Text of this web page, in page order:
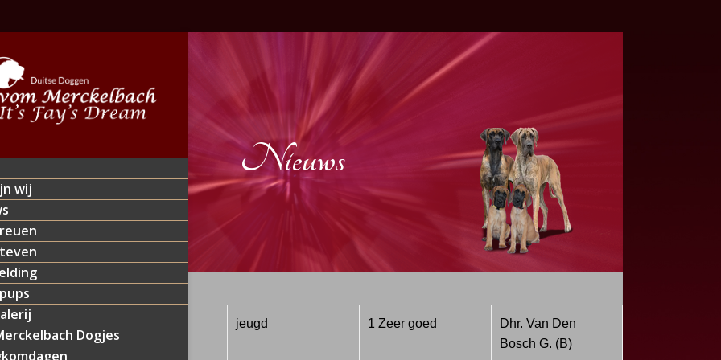
wij
Dogjes
Nieuws
2014 KKK’s mooiste jeugd 1 Zeer goed
Dhr. Van Den
Bosch G. (B)